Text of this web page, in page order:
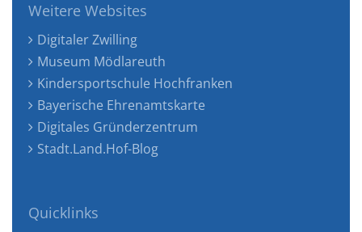
Weitere Websites
Digitaler Zwilling
Museum Mödlareuth
Kindersportschule Hochfranken
Bayerische Ehrenamtskarte
Digitales Gründerzentrum
Stadt.Land.Hof-Blog
Quicklinks